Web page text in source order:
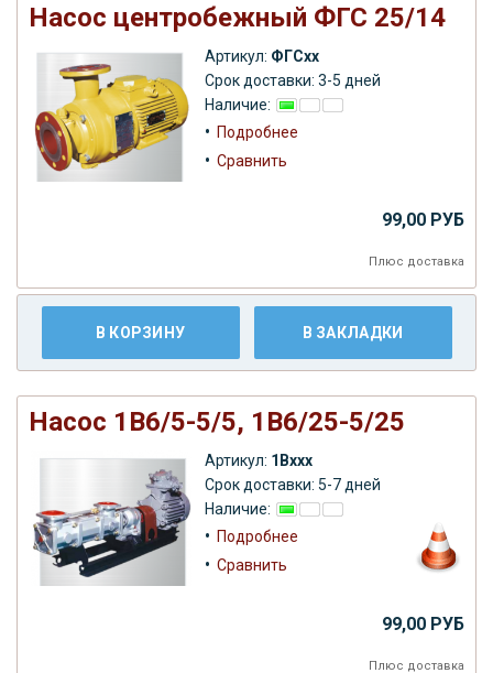
Насос центробежный ФГС 25/14
Артикул: ФГСхх
Срок доставки: 3-5 дней
Наличие:
• Подробнее
• Сравнить
99,00 РУБ
Плюс доставка
В КОРЗИНУ В ЗАКЛАДКИ
Насос 1В6/5-5/5, 1B6/25-5/25
Артикул: 1Вххх
Срок доставки: 5-7 дней
Наличие:
• Подробнее
• Сравнить
99,00 РУБ
Плюс доставка